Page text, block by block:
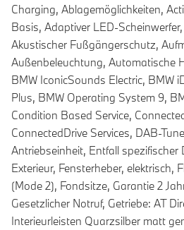
Charging, Ablagemöglichkeiten,
Basis, Adaptiver LED-
Akustischer Fußgängerschutz,
Außenbeleuchtung, Automatische
BMW IconicSounds Electric, BMW
Plus, BMW Operating System 9,
Condition Based Service,
ConnectedDrive Services, DAB-
Antriebseinheit, Entfall spezifischer
Exterieur, Fensterheber, elektrisch,
(Mode 2), Fondsitze, Garantie 2
Gesetzlicher Notruf, Getriebe: AT
Interieurleisten Quarzsilber matt